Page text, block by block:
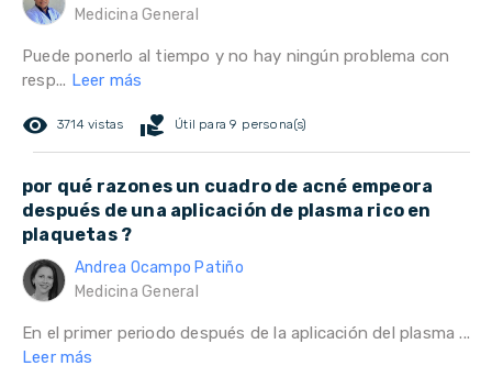
Medicina General
Puede ponerlo al tiempo y no hay ningún problema con
resp... Leer más
remove_red_eye 3714 vistas volunteer_activism Útil para 9 persona(s)
por qué razones un cuadro de acné empeora
después de una aplicación de plasma rico en
plaquetas ?
Andrea Ocampo Patiño
Medicina General
En el primer periodo después de la aplicación del plasma ...
Leer más